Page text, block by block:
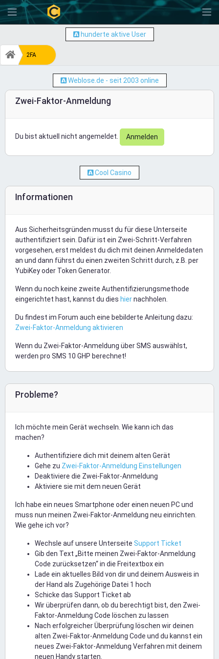
-
hunderte aktive User
2FA
Weblose.de - seit 2003 online
Zwei-Faktor-Anmeldung
Du bist aktuell nicht angemeldet. Anmelden
Cool Casino
Informationen
Aus Sicherheitsgründen musst du für diese Unterseite
authentifiziert sein. Dafür ist ein Zwei-Schritt-Verfahren
vorgesehen, erst meldest du dich mit deinen Anmeldedaten
an und dann führst du einen zweiten Schritt durch, z.B. per
YubiKey oder Token Generator.
Wenn du noch keine zweite Authentifizierungsmethode
eingerichtet hast, kannst du dies hiernachholen.
Du findest im Forum auch eine bebilderte Anleitung dazu:
Zwei-Faktor-Anmeldung aktivieren
Wenn du Zwei-Faktor-Anmeldung über SMS auswählst,
werden pro SMS 10 GHP berechnet!
Probleme?
Ich möchte mein Gerät wechseln. Wie kann ich das
machen?
Authentifiziere dich mit deinem alten Gerät
Gehe zu Zwei-Faktor-Anmeldung Einstellungen
Deaktiviere die Zwei-Faktor-Anmeldung
Aktiviere sie mit dem neuen Gerät
Ich habe ein neues Smartphone oder einen neuen PC und
muss nun meinen Zwei-Faktor-Anmeldung neu einrichten.
Wie gehe ich vor?
Wechsle auf unsere Unterseite Support Ticket
Gib den Text „Bitte meinen Zwei-Faktor-Anmeldung
Code zurücksetzen“ in die Freitextbox ein
Lade ein aktuelles Bild von dir und deinem Ausweis in
der Hand als Zugehörige Datei 1 hoch
Schicke das Support Ticket ab
Wir überprüfen dann, ob du berechtigt bist, den Zwei-
Faktor-Anmeldung Code löschen zu lassen
Nach erfolgreicher Überprüfung löschen wir deinen
alten Zwei-Faktor-Anmeldung Code und du kannst ein
neues Zwei-Faktor-Anmeldung Verfahren mit deinem
neuen Handy starten.